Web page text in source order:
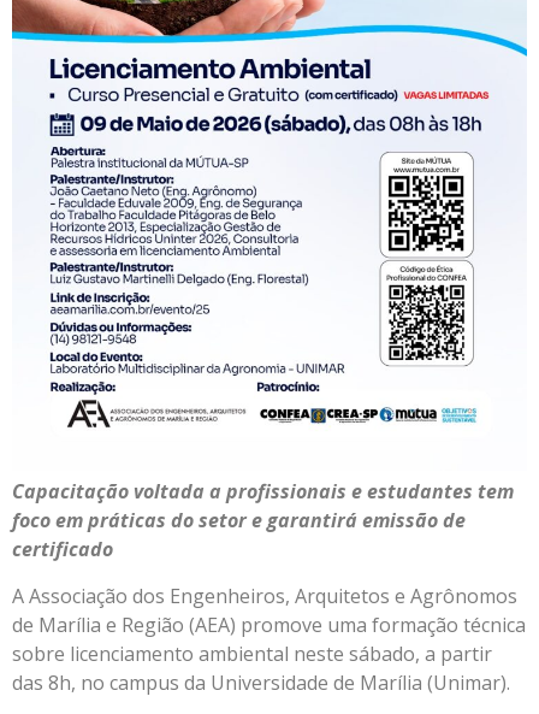
Capacitação voltada a profissionais e estudantes tem
foco em práticas do setor e garantirá emissão de
certificado
A Associação dos Engenheiros, Arquitetos e Agrônomos
de Marília e Região (AEA) promove uma formação técnica
sobre licenciamento ambiental neste sábado, a partir
das 8h, no campus da Universidade de Marília (Unimar).